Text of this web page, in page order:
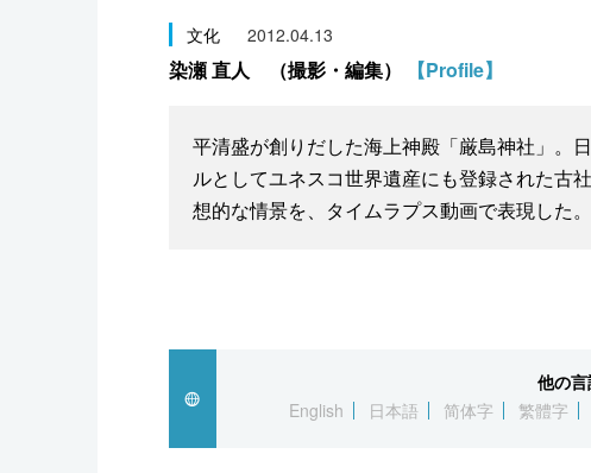
文化 2012.04.13
染瀬 直人 （撮影・編集） 【Profile】
平清盛が創りだした海上神殿「厳島神社」。
ルとしてユネスコ世界遺産にも登録された古
想的な情景を、タイムラプス動画で表現した。
他の
English
日本語 简体字 繁體字